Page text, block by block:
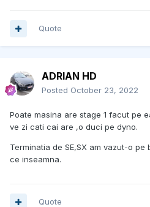
Quote
ADRIAN HD
Posted October 23, 2022
Poate masina are stage 1 facut pe
ve zi cati cai are ,o duci pe dyno.
Terminatia de SE,SX am vazut-o pe
ce inseamna.
Quote